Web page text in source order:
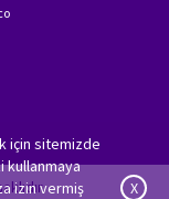
için sitemizde
kullanmaya
izin vermiş
X